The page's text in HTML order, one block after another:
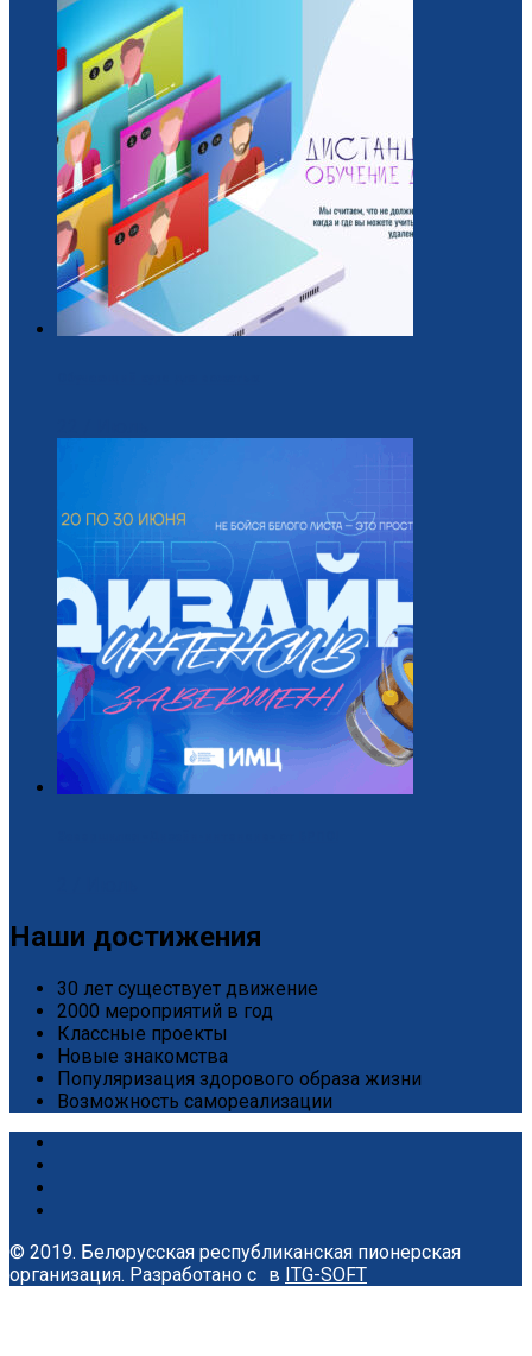
Наши достижения
30 лет существует движение
2000 мероприятий в год
Классные проекты
Новые знакомства
Популяризация здорового образа жизни
Возможность самореализации
© 2019. Белорусская республиканская пионерская
организация. Разработано с в ITG-SOFT